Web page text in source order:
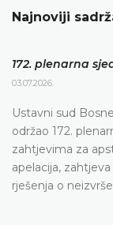
Najnoviji
172. plenarna
03.07.2026.
Ustavni sud
održao 172.
zahtjevima za
apelacija,
rješenja o